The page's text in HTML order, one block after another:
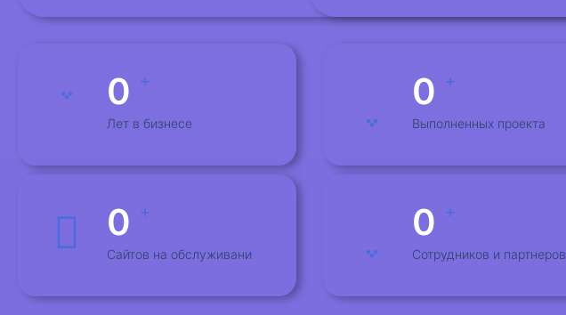
0 +
Лет в бизнесе
0 +
Выполненных проекта
0 +
Сайтов на обслуживани
0 +
Сотрудников и партнеров